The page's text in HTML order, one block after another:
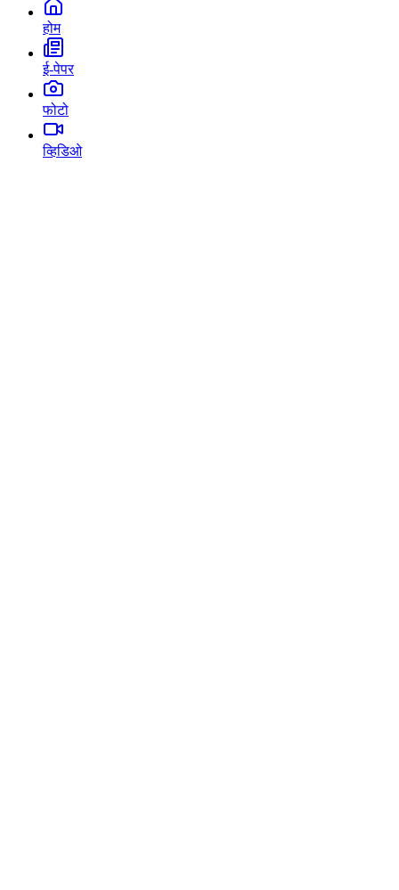
होम
ई-पेपर
फोटो
व्हिडिओ